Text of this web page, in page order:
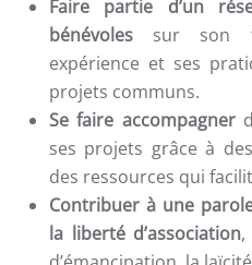
Faire partie d’un
bénévoles sur son
expérience et ses
projets communs.
Se faire accompagner
ses projets grâce à
des ressources qui
Contribuer à une
la liberté d’association,